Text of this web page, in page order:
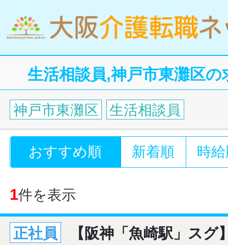
生活相談員,神戸市東灘区
神戸市東灘区 生活相談員
おすすめ順 新着順 時
1件を表示
正社員
【阪神「魚崎駅」スグ